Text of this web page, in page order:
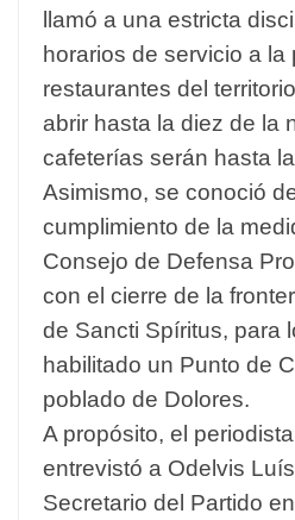
llamó a una estricta
horarios de servicio a
restaurantes del
abrir hasta la diez de la
cafeterías serán hasta
Asimismo, se conoció
cumplimiento de la
Consejo de Defensa
con el cierre de la
de Sancti Spíritus, para
habilitado un Punto de
poblado de Dolores.
A propósito, el
entrevistó a Odelvis
Secretario del Partido